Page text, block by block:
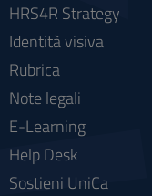
HRS4R Strategy
Identità visiva
Rubrica
Note legali
E-Learning
Help Desk
Sostieni UniCa